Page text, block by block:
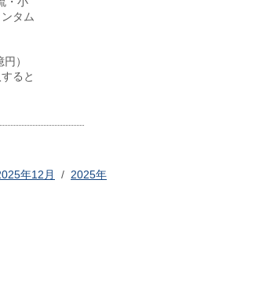
タム
）
ると
年12月 / 2025年